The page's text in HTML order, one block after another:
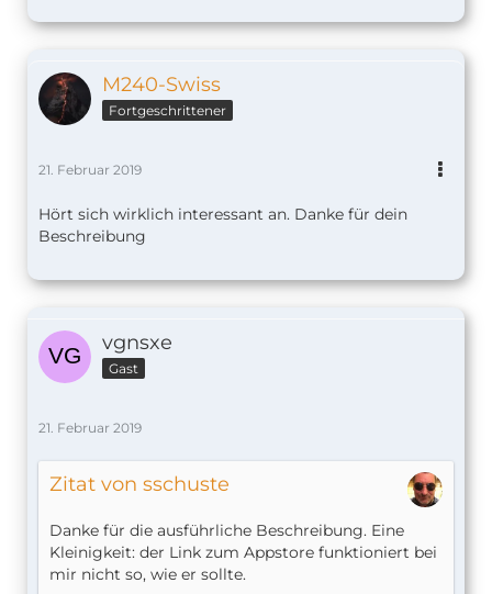
M240-Swiss
Fortgeschrittener
21. Februar 2019
Hört sich wirklich interessant an. Danke für dein
Beschreibung
vgnsxe
Gast
21. Februar 2019
Zitat von sschuste
Danke für die ausführliche Beschreibung. Eine
Kleinigkeit: der Link zum Appstore funktioniert bei
mir nicht so, wie er sollte.